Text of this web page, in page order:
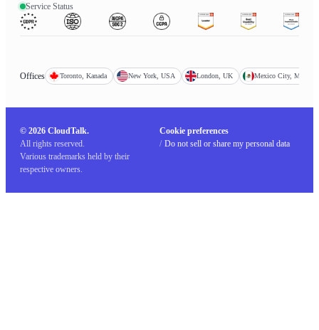
Service Status
Offices Toronto, Kanada New York, USA London, UK Mexico City, Mexiko
© 2026 CloudTalk.
All rights reserved.
Various trademarks held by their
respective owners.
Cookie preferences
/ Do not sell or share my personal data